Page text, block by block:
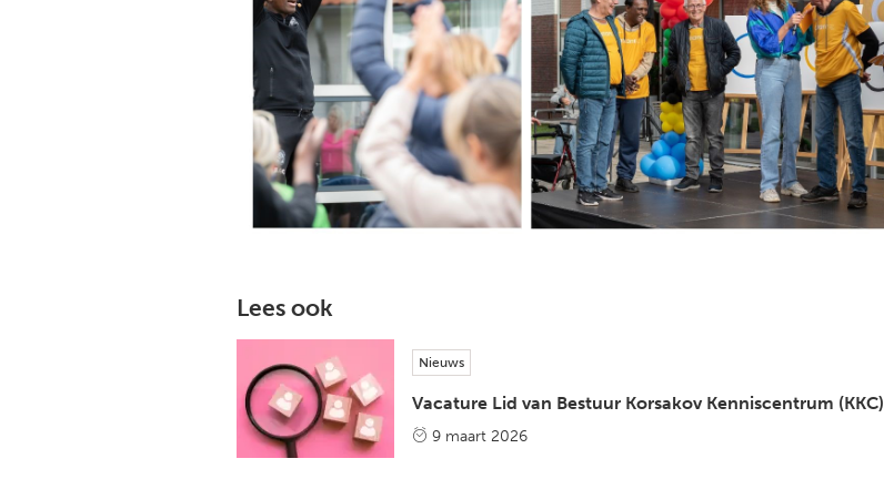
Lees ook
Nieuws
Vacature Lid van Bestuur Korsakov Kenniscentrum (KKC)
9 maart 2026